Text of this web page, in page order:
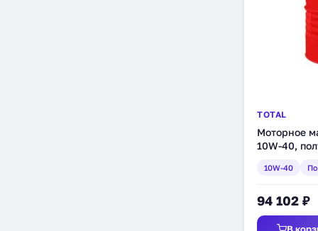
TOTAL
Моторное
10W-40,
10W-40
94 102 ₽